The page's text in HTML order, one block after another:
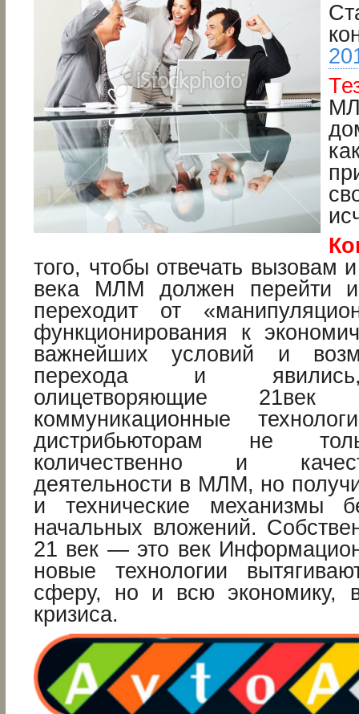
того, чтобы отвечать вызовам
века МЛМ должен перейти
переходит от
функционирования к
важнейших условий и
перехода и
олицетворяющие 21век
коммуникационные
дистрибьюторам не
количественно и
деятельности в МЛМ, но
и технические механизмы
начальных вложений.
21 век — это век
новые технологии
сферу, но и всю экономику,
кризиса.